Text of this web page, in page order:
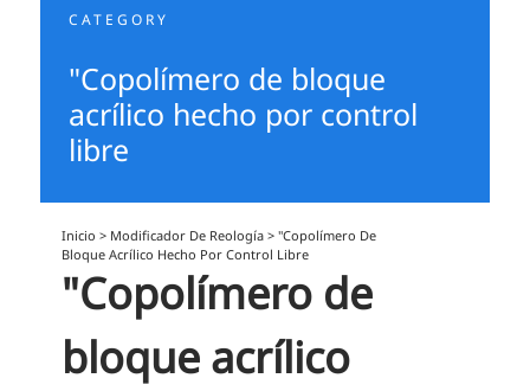
CATEGORY
"Copolímero de bloque
acrílico hecho por control
libre
Inicio > Modificador De Reología >"Copolímero De
Bloque Acrílico Hecho Por Control Libre
"Copolímero de
bloque acrílico